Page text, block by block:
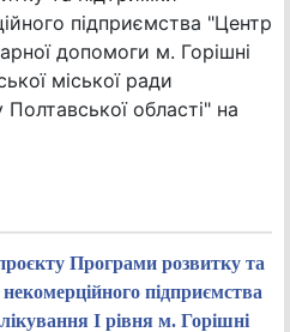
підприємства "Центр
допомоги м. Горішні
міської ради
області" на
Програми розвитку та
підприємства
І рівня м. Горішні